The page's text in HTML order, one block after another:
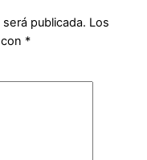
publicada. Los
*